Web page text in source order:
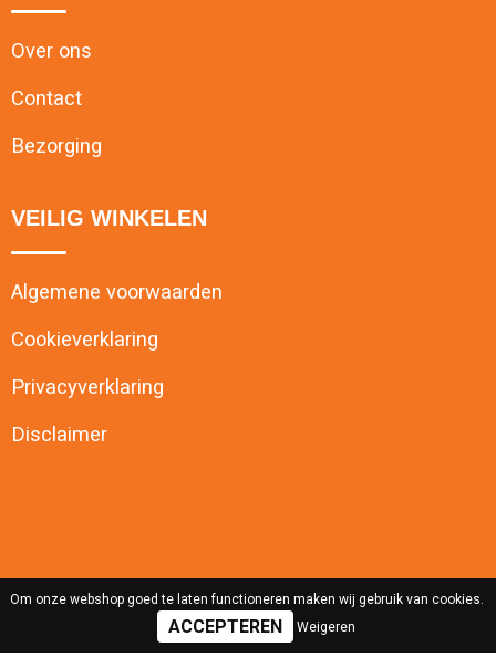
Over ons
Contact
Bezorging
VEILIG WINKELEN
Algemene voorwaarden
Cookieverklaring
Privacyverklaring
Disclaimer
Om onze webshop goed te laten functioneren maken wij gebruik van cookies.
Weigeren